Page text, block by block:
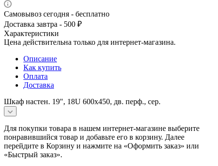
Самовывоз сегодня - бесплатно
Доставка завтра - 500 ₽
Характеристики
Цена действительна только для интернет-магазина.
Описание
Как купить
Оплата
Доставка
Шкаф настен. 19", 18U 600х450, дв. перф., сер.
Для покупки товара в нашем интернет-магазине выберите
понравившийся товар и добавьте его в корзину. Далее
перейдите в Корзину и нажмите на «Оформить заказ» или
«Быстрый заказ».